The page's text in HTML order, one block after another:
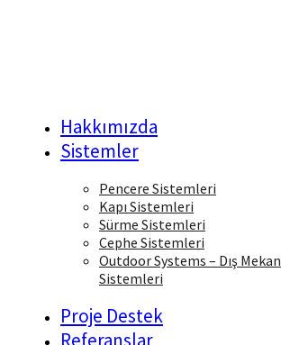
Hakkımızda
Sistemler
Pencere Sistemleri
Kapı Sistemleri
Sürme Sistemleri
Cephe Sistemleri
Outdoor Systems – Dış Mekan
Sistemleri
Proje Destek
Referanslar